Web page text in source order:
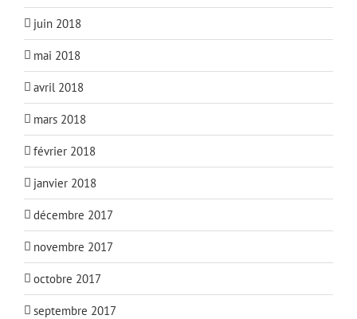
juin 2018
mai 2018
avril 2018
mars 2018
février 2018
janvier 2018
décembre 2017
novembre 2017
octobre 2017
septembre 2017